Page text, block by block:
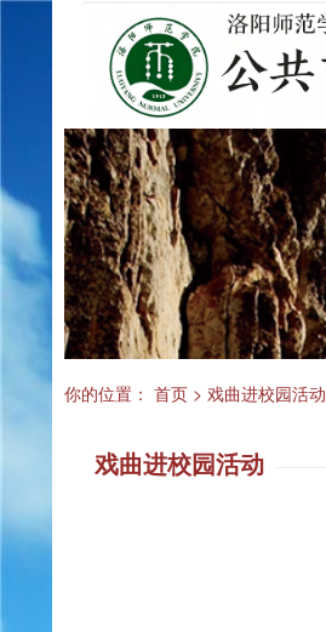
你的位置： 首页 > 戏曲进校园活动
戏曲进校园活动